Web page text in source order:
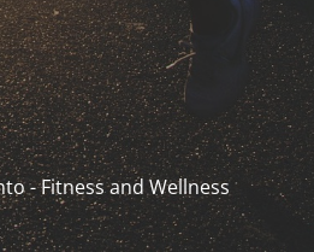
- Fitness and Wellness